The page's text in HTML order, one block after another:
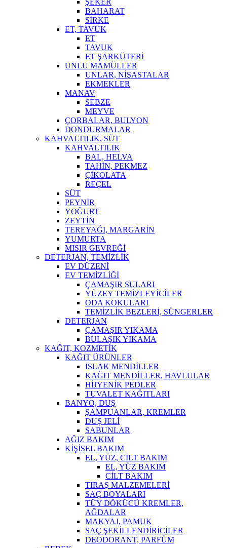
BAHARAT
SİRKE
ET, TAVUK
ET
TAVUK
ET ŞARKÜTERİ
UNLU MAMÜLLER
UNLAR, NİŞASTALAR
EKMEKLER
MANAV
SEBZE
MEYVE
ÇORBALAR, BULYON
DONDURMALAR
KAHVALTILIK, SÜT
KAHVALTILIK
BAL, HELVA
TAHİN, PEKMEZ
ÇİKOLATA
REÇEL
SÜT
PEYNİR
YOĞURT
ZEYTİN
TEREYAĞI, MARGARİN
YUMURTA
MISIR GEVREĞİ
DETERJAN, TEMİZLİK
EV DÜZENİ
EV TEMİZLİĞİ
ÇAMAŞIR SULARI
YÜZEY TEMİZLEYİCİLER
ODA KOKULARI
TEMİZLİK BEZLERİ, SÜNGERLER
DETERJAN
ÇAMAŞIR YIKAMA
BULAŞIK YIKAMA
KAĞIT, KOZMETİK
KAĞIT ÜRÜNLER
ISLAK MENDİLLER
KAĞIT MENDİLLER, HAVLULAR
HİJYENİK PEDLER
TUVALET KAĞITLARI
BANYO, DUŞ
ŞAMPUANLAR, KREMLER
DUŞ JELİ
SABUNLAR
AĞIZ BAKIM
KİŞİSEL BAKIM
EL, YÜZ, CİLT BAKIM
EL, YÜZ BAKIM
CİLT BAKIM
TIRAŞ MALZEMELERİ
SAÇ BOYALARI
TÜY DÖKÜCÜ KREMLER,
AĞDALAR
MAKYAJ, PAMUK
SAÇ ŞEKİLLENDİRİCİLER
DEODORANT, PARFÜM